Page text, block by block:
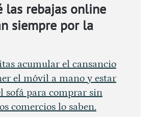
las rebajas online
siempre por la
acumular el cansancio
el móvil a mano y estar
sofá para comprar sin
comercios lo saben.